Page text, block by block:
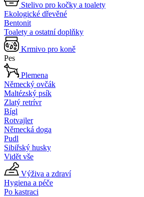
Stelivo pro kočky a toalety
Ekologické dřevěné
Bentonit
Toalety a ostatní doplňky
Krmivo pro koně
Pes
Plemena
Německý ovčák
Maltézský psík
Zlatý retrívr
Bígl
Rotvajler
Německá doga
Pudl
Sibiřský husky
Vidět vše
Výživa a zdraví
Hygiena a péče
Po kastraci